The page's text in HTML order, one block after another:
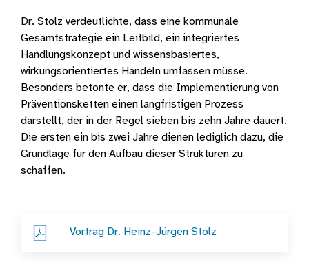
Dr. Stolz verdeutlichte, dass eine kommunale
Gesamtstrategie ein Leitbild, ein integriertes
Handlungskonzept und wissensbasiertes,
wirkungsorientiertes Handeln umfassen müsse.
Besonders betonte er, dass die Implementierung von
Präventionsketten einen langfristigen Prozess
darstellt, der in der Regel sieben bis zehn Jahre dauert.
Die ersten ein bis zwei Jahre dienen lediglich dazu, die
Grundlage für den Aufbau dieser Strukturen zu
schaffen.
Vortrag Dr. Heinz-Jürgen Stolz